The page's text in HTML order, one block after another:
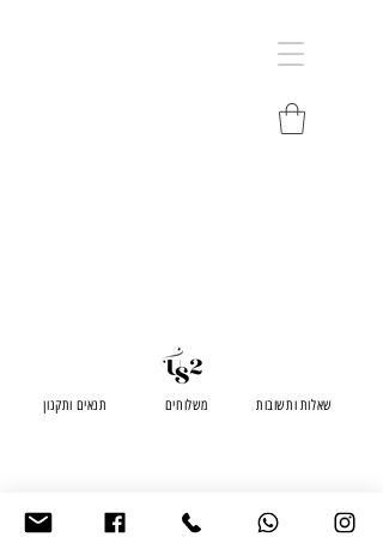
תנאים ותקנון שאלות ותשובות משלוחים